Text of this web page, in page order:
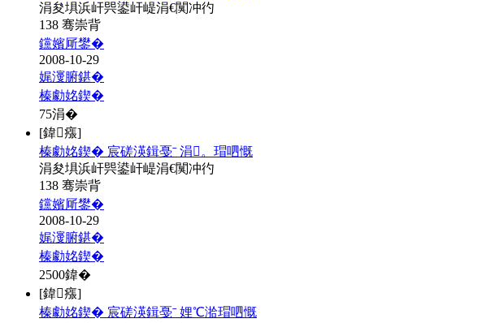
涓夋埧浜屽巺鍙屽崼涓€闃冲彴
138 骞崇背
钂嬪厛鐢�
2008-10-29
娓濅腑鍖�
榛勮姳鍥�
75涓�
[鍏瘬]
榛勮姳鍥� 宸磋渶鍓戞ˉ 涓。瑁呬慨
涓夋埧浜屽巺鍙屽崼涓€闃冲彴
138 骞崇背
钂嬪厛鐢�
2008-10-29
娓濅腑鍖�
榛勮姳鍥�
2500鍏�
[鍏瘬]
榛勮姳鍥� 宸磋渶鍓戞ˉ 娌℃湁瑁呬慨